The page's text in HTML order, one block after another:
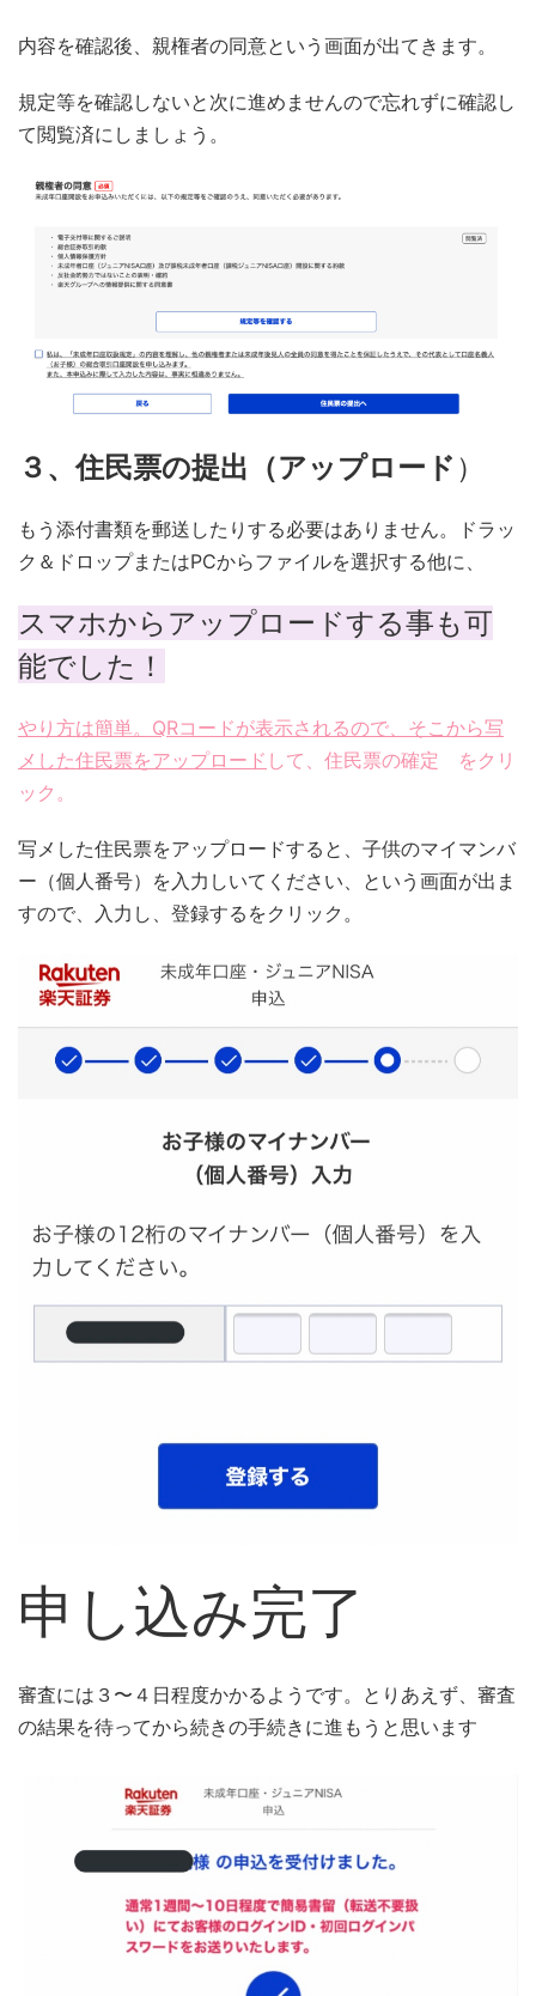
内容を確認後、親権者の同意という画面が出てきます。
規定等を確認しないと次に進めませんので忘れずに確認し
て閲覧済にしましょう。
３、住民票の提出（アップロード ）
もう添付書類を郵送したりする必要はありません。ドラッ
ク＆ドロップまたはPCからファイルを選択する他に、
スマホからアップロードする事も可
能でした！
やり方は簡単。QRコードが表示されるので、そこから写
メした住民票をアップロード して、住民票の確定 をクリ
ック。
写メした住民票をアップロードすると、子供のマイマンバ
ー（個人番号）を入力しいてください、という画面が出ま
すので、入力し、登録するをクリック。
申し込み完了
審査には３〜４日程度かかるようです。とりあえず、審査
の結果を待ってから続きの手続きに進もうと思います